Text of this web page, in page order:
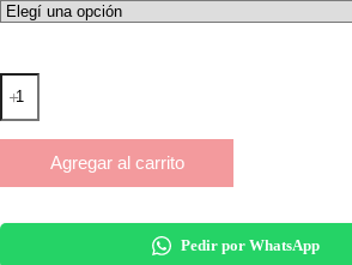
CANGURO
DAMA
VERDE
RONDINA
cantidadAgregar al carrito
Pedir por WhatsApp